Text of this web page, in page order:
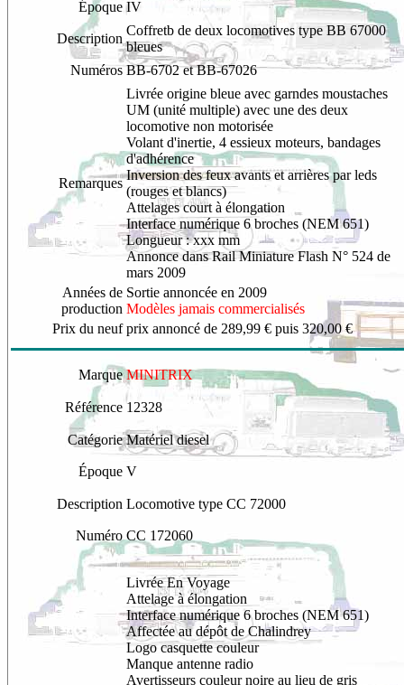
Époque IV
Description
Coffretb de deux locomotives type BB 67000
bleues
Numéros BB-6702 et BB-67026
Remarques
Livrée origine bleue avec garndes moustaches
UM (unité multiple) avec une des deux
locomotive non motorisée
Volant d'inertie, 4 essieux moteurs, bandages
d'adhérence
Inversion des feux avants et arrières par leds
(rouges et blancs)
Attelages court à élongation
Interface numérique 6 broches (NEM 651)
Longueur : xxx mm
Annonce dans Rail Miniature Flash N° 524 de
mars 2009
Années de
production
Sortie annoncée en 2009
Modèles jamais commercialisés
Prix du neuf prix annoncé de 289,99 € puis 320,00 €
Marque MINITRIX
Référence 12328
Catégorie Matériel diesel
Époque V
Description Locomotive type CC 72000
Numéro CC 172060
Livrée En Voyage
Attelage à élongation
Interface numérique 6 broches (NEM 651)
Affectée au dépôt de Chalindrey
Logo casquette couleur
Manque antenne radio
Avertisseurs couleur noire au lieu de gris